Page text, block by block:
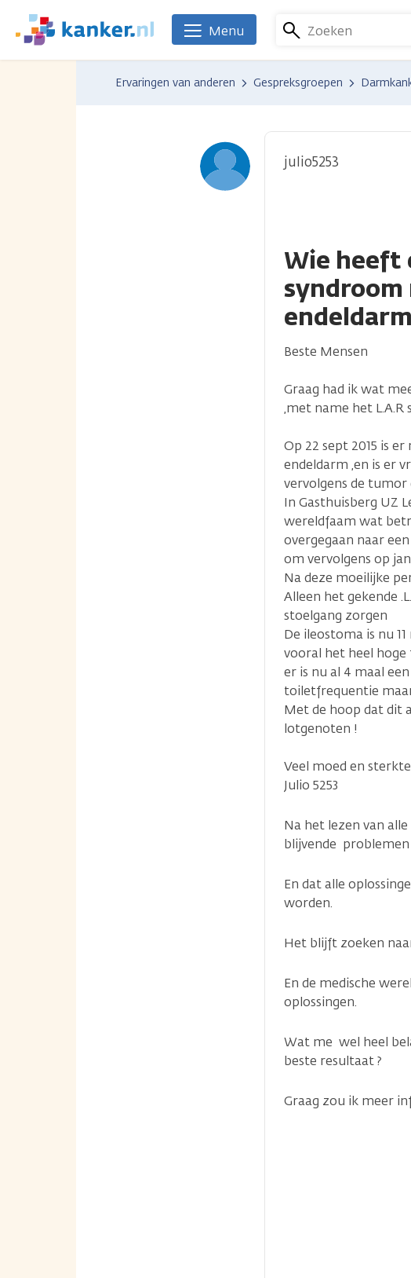
naar
We
zijn
Zoeken
Menu
Ervaringen van anderen Gespreksgroepen
Wie heeft
syndroom
julio5253
Beste Mensen
Graag had ik wat
,met name het L.A.R
Op 22 sept 2015 is
endeldarm ,en is er
vervolgens de tumor
In Gasthuisberg UZ
wereldfaam wat
overgegaan naar
om vervolgens op
Na deze moeilijke
Alleen het gekende
stoelgang zorgen
De ileostoma is nu
vooral het heel
er is nu al 4 maal
toiletfrequentie
Met de hoop dat dit
lotgenoten !
Veel moed en
Julio 5253
Na het lezen van
blijvende
En dat alle
worden.
Het blijft zoeken
En de medische
oplossingen.
Wat me wel heel
beste resultaat ?
Graag zou ik meer